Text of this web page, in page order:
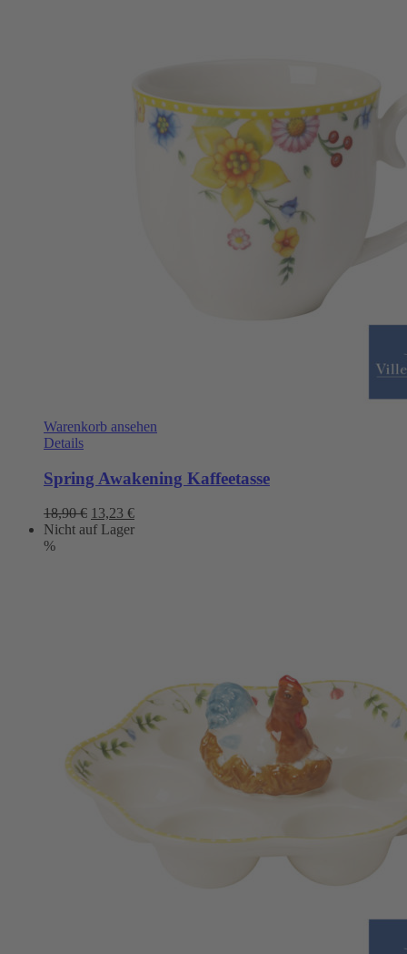
Warenkorb ansehen
Details
Spring Awakening Kaffeetasse
18,90€ Ursprünglicher
Preis
13,23 €Aktueller
Preis
Nicht auf Lager
%